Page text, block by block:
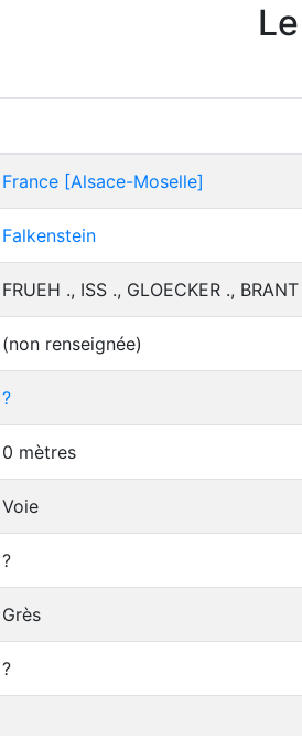
France [Alsace-Moselle]
Falkenstein
FRUEH ., ISS ., GLOECKER ., BRANT
(non renseignée)
?
0 mètres
Voie
?
Grès
?